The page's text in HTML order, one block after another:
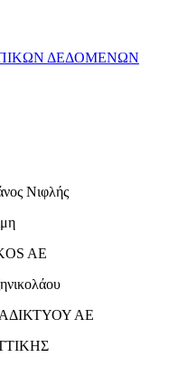
ΔΕΔΟΜΕΝΩΝ
Νιφλής
AE
ΑΕ